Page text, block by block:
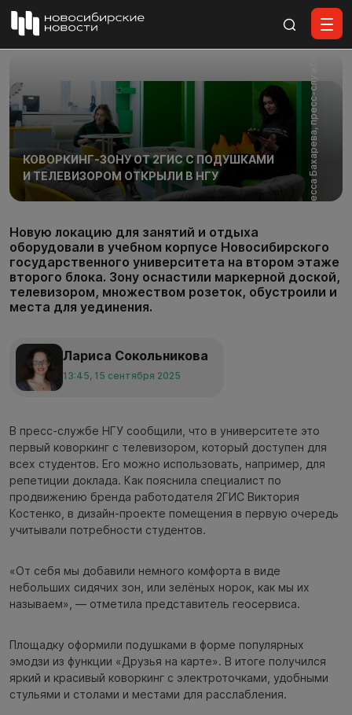
Фото: Инесса Бахарева, пресс-служба НГУ
КОВОРКИНГ-ЗОНУ ОТ 2ГИС С ПОДУШКАМИ
И ТЕЛЕВИЗОРОМ ОТКРЫЛИ В НГУ
Новую локацию для занятий и отдыха
оборудовали в учебном корпусе Новосибирского
государственного университета на втором этаже
второго блока. Зону оснастили маркерной доской,
телевизором, множеством розеток, обустроили и
места для уединения.
Лариса Сокольникова
13:45, 15 сентября 2025
В пресс-службе НГУ сообщили, что в университете это
первый коворкинг с телевизором, который доступен для
всех студентов. Его можно использовать, например, для
репетиции доклада. Как пояснила специалист по
продвижению бренда работодателя 2ГИС Виктория
Костенко, в дизайн-проекте помещения в первую очередь
учитывали потребности студентов.
«От себя мы добавили немного комфорта в виде
небольших сидячих зон, или зелёных норок, как мы их
называем», — отметила представитель геосервиса.
Площадку оформили подушками в форме популярных
эмодзи из функции «Друзья на карте». В итоге получился
яркий и красивый коворкинг с электроточками, удобными
стульями и столами и местами для расслабления.